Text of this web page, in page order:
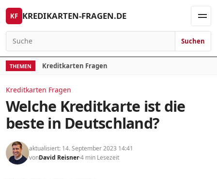
Skip to content
KF KREDIKARTEN-FRAGEN.DE
Search for:
Suchen
THEMEN Kreditkarten Fragen
Kreditkarten Fragen
Welche Kreditkarte ist die
beste in Deutschland?
aktualisiert: 14. September 2023 14:41
vonDavid Reisner4 min Lesezeit